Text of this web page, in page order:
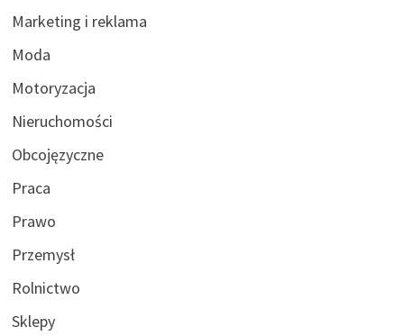
Marketing i reklama
Moda
Motoryzacja
Nieruchomości
Obcojęzyczne
Praca
Prawo
Przemysł
Rolnictwo
Sklepy